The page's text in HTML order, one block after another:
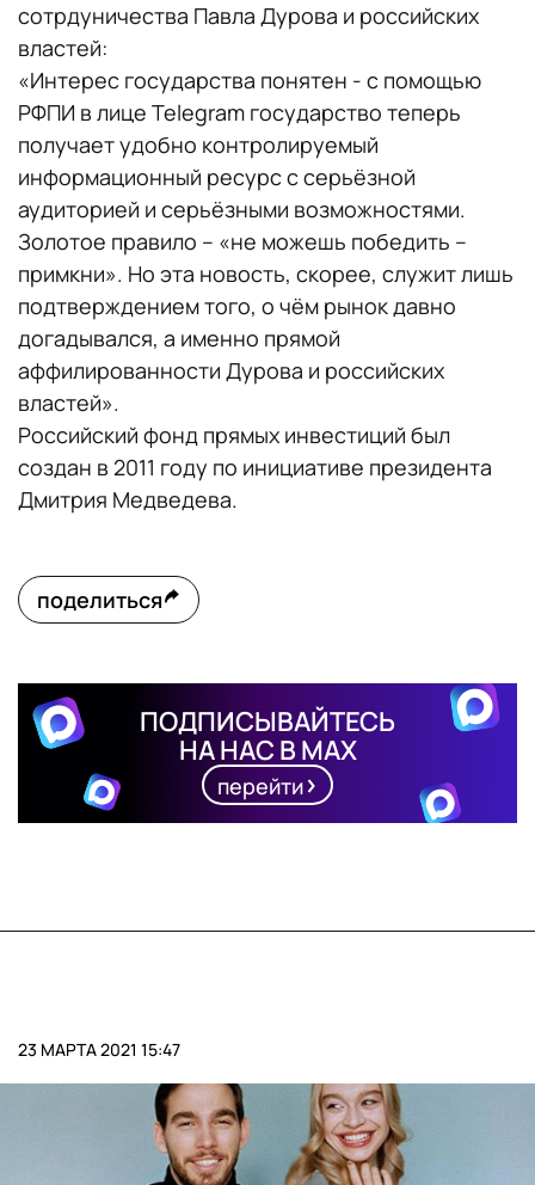
сотрдуничества Павла Дурова и российских
властей:
«Интерес государства понятен - с помощью
РФПИ в лице Telegram государство теперь
получает удобно контролируемый
информационный ресурс с серьёзной
аудиторией и серьёзными возможностями.
Золотое правило – «не можешь победить –
примкни». Но эта новость, скорее, служит лишь
подтверждением того, о чём рынок давно
догадывался, а именно прямой
аффилированности Дурова и российских
властей».
Российский фонд прямых инвестиций был
создан в 2011 году по инициативе президента
Дмитрия Медведева.
поделиться
ПОДПИСЫВАЙТЕСЬ
НА НАС В MAX
перейти
23 МАРТА 2021 15:47